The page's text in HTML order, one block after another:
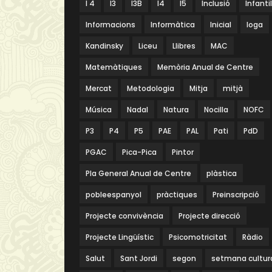
I 4 I3 I3B I4 I5 Inclusió Infantil
Informacions Informàtica Inicial Ioga
Kandinsky Liceu Llibres MAC
Matemàtiques Memòria Anual de Centre
Mercat Metodologia Mitja mitjà
Música Nadal Natura Nocilla NOFC
P3 P4 P5 PAE PAL Pati PdD
PGAC Pica-Pica Pintor
Pla General Anual de Centre plàstica
pobleespanyol pràctiques Preinscripció
Projecte convivència Projecte direcció
Projecte Lingüístic Psicomotricitat Ràdio
Salut Sant Jordi segon setmana